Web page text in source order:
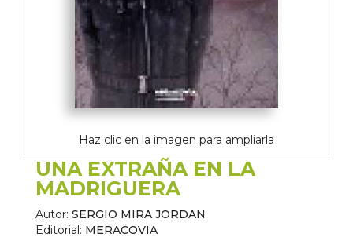
Haz clic en la imagen para ampliarla
UNA EXTRAÑA EN LA
MADRIGUERA
Autor: SERGIO MIRA JORDAN
Editorial: MERACOVIA